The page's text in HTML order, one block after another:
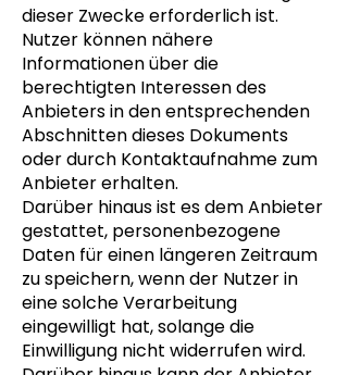
dieser Zwecke erforderlich ist.
Nutzer können nähere
Informationen über die
berechtigten Interessen des
Anbieters in den entsprechenden
Abschnitten dieses Dokuments
oder durch Kontaktaufnahme zum
Anbieter erhalten.
Darüber hinaus ist es dem Anbieter
gestattet, personenbezogene
Daten für einen längeren Zeitraum
zu speichern, wenn der Nutzer in
eine solche Verarbeitung
eingewilligt hat, solange die
Einwilligung nicht widerrufen wird.